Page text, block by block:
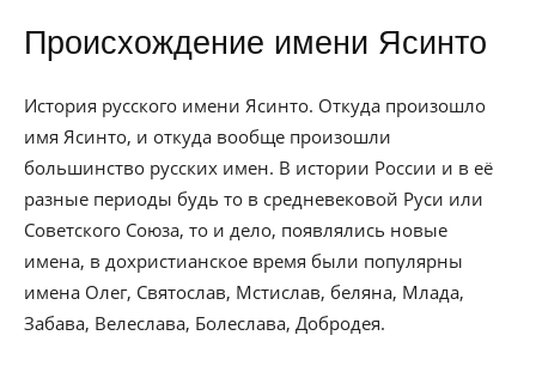
Происхождение имени Ясинто
История русского имени Ясинто. Откуда произошло
имя Ясинто, и откуда вообще произошли
большинство русских имен. В истории России и в её
разные периоды будь то в средневековой Руси или
Советского Союза, то и дело, появлялись новые
имена, в дохристианское время были популярны
имена Олег, Святослав, Мстислав, беляна, Млада,
Забава, Велеслава, Болеслава, Добродея.